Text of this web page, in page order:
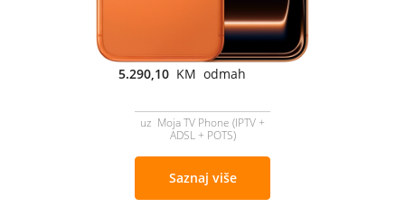
5.290,10 KM odmah
uz Moja TV Phone (IPTV +
ADSL + POTS)
Saznaj više